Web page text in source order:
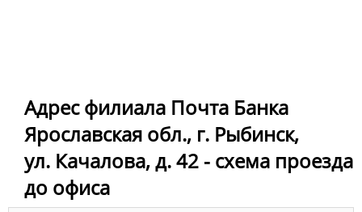
Адрес филиала Почта Банка
Ярославская обл., г. Рыбинск,
ул. Качалова, д. 42 - схема проезда
до офиса